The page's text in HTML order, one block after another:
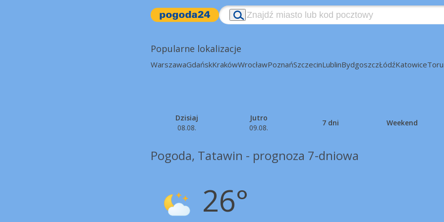
Popularne lokalizacje
WarszawaGdańskKrakówWrocławPoznańSzczecinLublinBydgoszczŁódźKatowice
Dzisiaj
08.08.
Jutro
09.08.
7 dni Weekend
Pogoda, Tatawin - prognoza 7-dniowa
26°